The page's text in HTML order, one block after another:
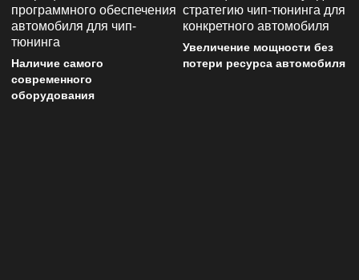
Наличие самого
современного
оборудования
Увеличение мощности без
потери ресурса автомобиля